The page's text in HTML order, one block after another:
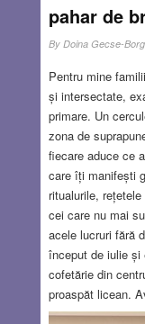
pahar de
By Doina Gecse-
Pentru mine
și intersectate,
primare. Un
zona de
fiecare aduce ce
care îți manifești
ritualurile,
cei care nu mai
acele lucruri fără
început de iulie și
cofetărie din
proaspăt licean.
Mult mai multe